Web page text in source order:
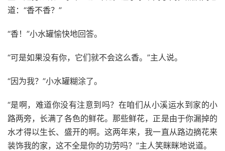
道：“香不香？”
“香！”小水罐愉快地回答。
“可是如果没有你，它们就不会这么香。”主人说。
“因为我？”小水罐糊涂了。
“是啊，难道你没有注意到吗？在咱们从小溪运水到家的小
路两旁，长满了各色的鲜花。那些鲜花，正是由于你漏掉的
水才得以生长、盛开的啊。这两年来，我一直从路边摘花来
装饰我的家，这不全是你的功劳吗？”主人笑眯眯地说道。